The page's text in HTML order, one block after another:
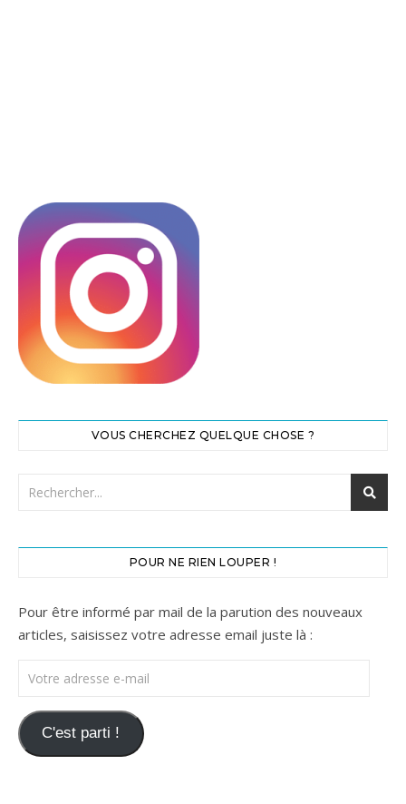
VOUS CHERCHEZ QUELQUE CHOSE ?
POUR NE RIEN LOUPER !
Pour être informé par mail de la parution des nouveaux
articles, saisissez votre adresse email juste là :
Votre adresse e-mail
C'est parti !